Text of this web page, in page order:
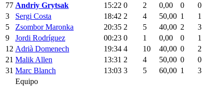
77 Andriy Grytsak 15:22 0 2 0,00 0 0
3
Sergi Costa 18:42 2 4 50,00 1 1
5
Zsombor Maronka 20:35 2 5 40,00 2 3
9
Jordi Rodríguez 00:23 0 1 0,00 0 1
12 Adrià Domenech 19:34 4 10 40,00 0 2
21 Malik Allen 13:31 2 4 50,00 0 0
31 Marc Blanch 13:03 3 5 60,00 1 3
Equipo